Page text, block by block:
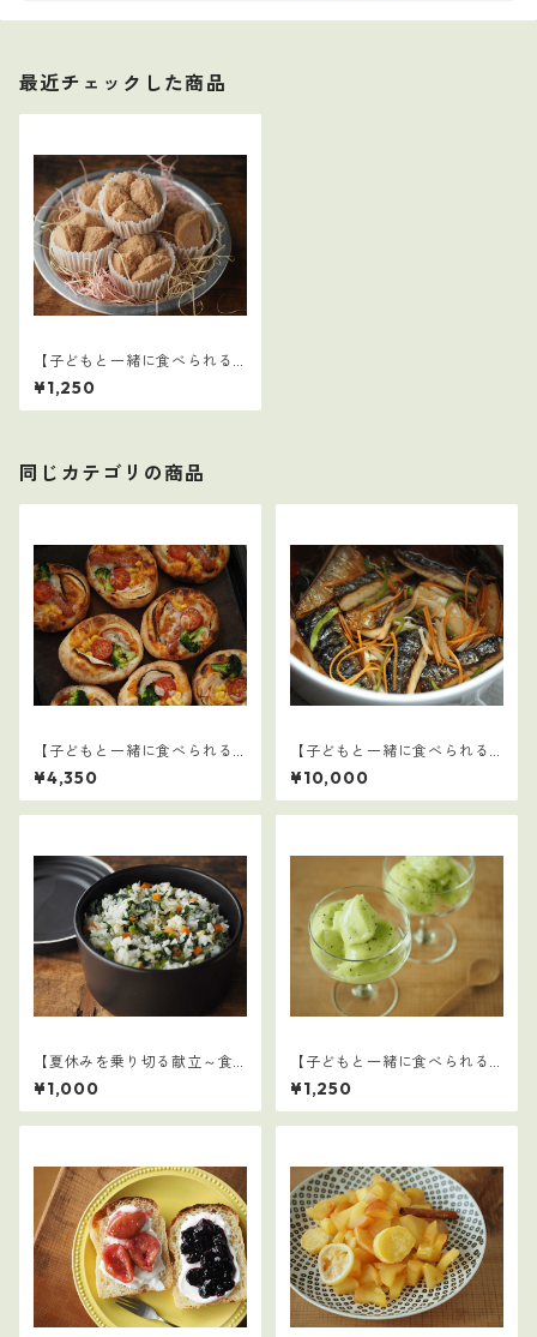
最近チェックした商品
【子どもと一緒に食べられる
ごはん】28
¥1,250
同じカテゴリの商品
【子どもと一緒に食べられる
ごはん】クリスマスセット
¥4,350
【子どもと一緒に食べられる
ごはん】16～30セット：全75
レシピ
¥10,000
【夏休みを乗り切る献立～食
事摂取基準を満たす1日の食事
例～】
¥1,000
【子どもと一緒に食べられる
ごはん】29
¥1,250